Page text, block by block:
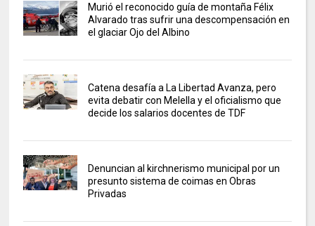
Murió el reconocido guía de montaña Félix
Alvarado tras sufrir una descompensación en
el glaciar Ojo del Albino
Catena desafía a La Libertad Avanza, pero
evita debatir con Melella y el oficialismo que
decide los salarios docentes de TDF
Denuncian al kirchnerismo municipal por un
presunto sistema de coimas en Obras
Privadas